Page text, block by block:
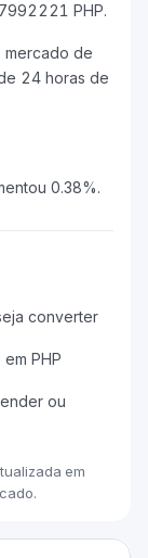
PHP.
mercado de
24 horas de
0.38%.
converter
PHP
ou
em